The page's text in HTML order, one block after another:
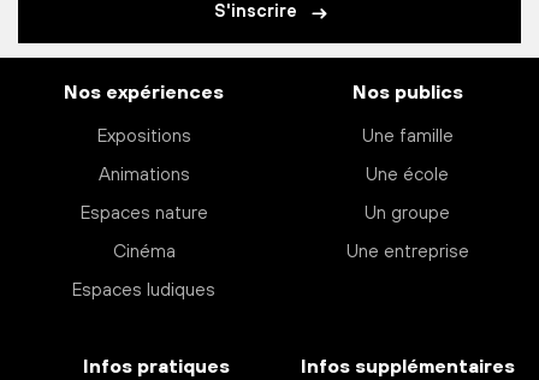
S'inscrire
Nos expériences
Expositions
Animations
Espaces nature
Cinéma
Espaces ludiques
Nos publics
Une famille
Une école
Un groupe
Une entreprise
Infos pratiques Infos supplémentaires